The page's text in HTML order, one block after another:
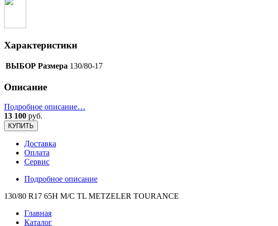
Характеристики
ВЫБОР Размера 130/80-17
Описание
Подробное описание…
13 100 руб.
КУПИТЬ
Доставка
Оплата
Сервис
Подробное описание
130/80 R17 65H M/C TL METZELER TOURANCE
Главная
Каталог